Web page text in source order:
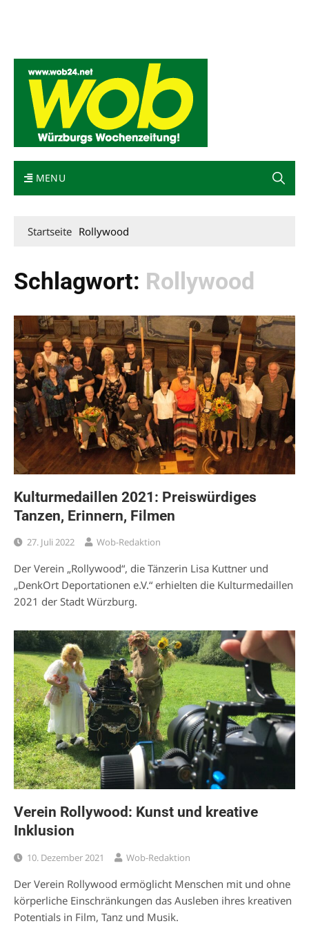
MENU
Startseite Rollywood
Schlagwort: Rollywood
Kulturmedaillen 2021: Preiswürdiges
Tanzen, Erinnern, Filmen
27. Juli 2022 Wob-Redaktion
Der Verein „Rollywood“, die Tänzerin Lisa Kuttner und
„DenkOrt Deportationen e.V.“ erhielten die Kulturmedaillen
2021 der Stadt Würzburg.
Verein Rollywood: Kunst und kreative
Inklusion
10. Dezember 2021 Wob-Redaktion
Der Verein Rollywood ermöglicht Menschen mit und ohne
körperliche Einschränkungen das Ausleben ihres kreativen
Potentials in Film, Tanz und Musik.